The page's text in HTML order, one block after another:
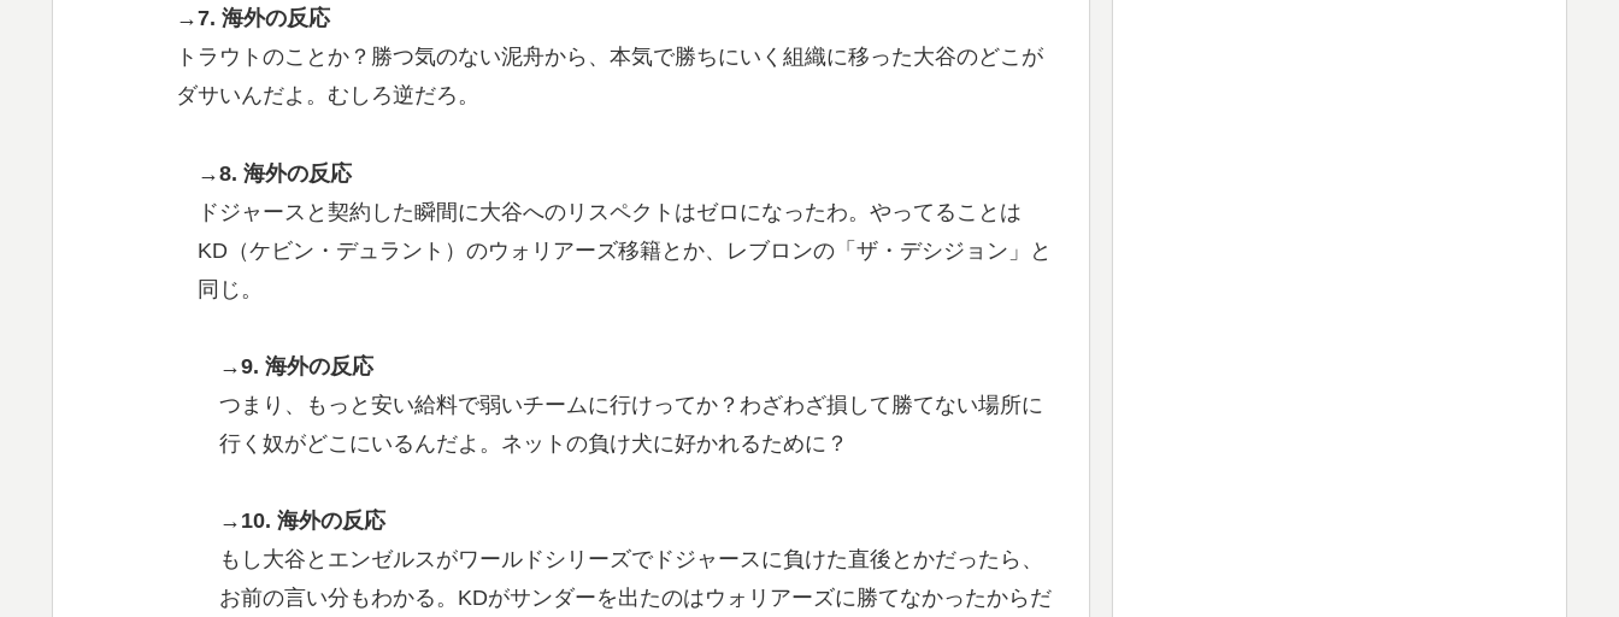
→7. 海外の反応
トラウトのことか？勝つ気のない泥舟から、本気で勝ちにいく組織に移った大谷のどこが
ダサいんだよ。むしろ逆だろ。
→8. 海外の反応
ドジャースと契約した瞬間に大谷へのリスペクトはゼロになったわ。やってることは
KD（ケビン・デュラント）のウォリアーズ移籍とか、レブロンの「ザ・デシジョン」と
同じ。
→9. 海外の反応
つまり、もっと安い給料で弱いチームに行けってか？わざわざ損して勝てない場所に
行く奴がどこにいるんだよ。ネットの負け犬に好かれるために？
→10. 海外の反応
もし大谷とエンゼルスがワールドシリーズでドジャースに負けた直後とかだったら、
お前の言い分もわかる。KDがサンダーを出たのはウォリアーズに勝てなかったからだ